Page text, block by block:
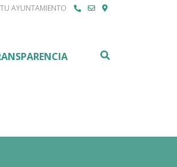
AYUNTAMIENTO